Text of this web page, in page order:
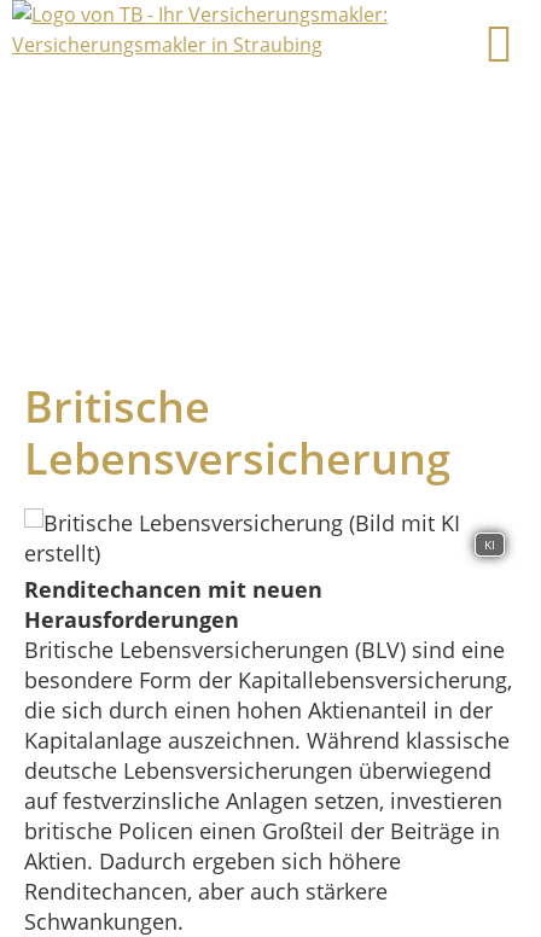
Britische
Lebensversicherung
KI
Renditechancen mit neuen
Herausforderungen
Britische Lebensversicherungen (BLV) sind eine
besondere Form der Kapitallebensversicherung,
die sich durch einen hohen Aktienanteil in der
Kapitalanlage auszeichnen. Während klassische
deutsche Lebensversicherungen überwiegend
auf festverzinsliche Anlagen setzen, investieren
britische Policen einen Großteil der Beiträge in
Aktien. Dadurch ergeben sich höhere
Renditechancen, aber auch stärkere
Schwankungen.